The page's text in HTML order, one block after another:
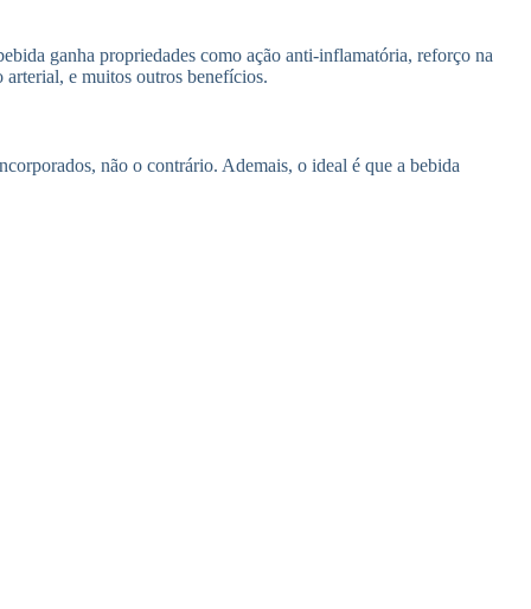
ganha propriedades como ação anti-inflamatória, reforço na
e muitos outros benefícios.
não o contrário. Ademais, o ideal é que a bebida